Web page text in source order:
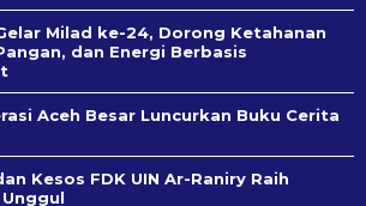
Milad ke-24, Dorong Ketahanan
dan Energi Berbasis
Aceh Besar Luncurkan Buku Cerita
Kesos FDK UIN Ar-Raniry Raih